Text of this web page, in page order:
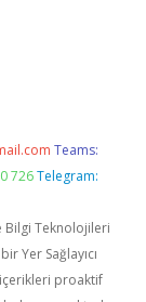
Teams:
726 Telegram:
Bilgi Teknolojileri
Yer Sağlayıcı
proaktif